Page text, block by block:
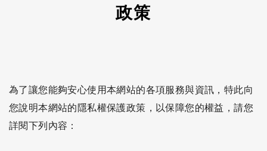
政策
為了讓您能夠安心使用本網站的各項服務與資訊，特此向
您說明本網站的隱私權保護政策，以保障您的權益，請您
詳閱下列內容：